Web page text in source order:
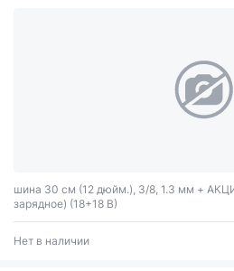
шина 30 см (12 дюйм.), 3/8, 1.3 мм +
зарядное) (18+18 В)
Нет в наличии